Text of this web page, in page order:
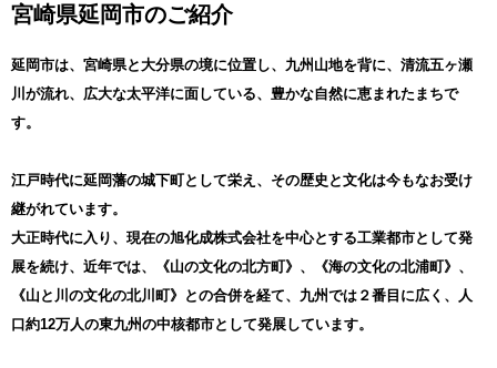
■■返礼品について■■
ら予告なく変更となる場合がございます。
・申込後にお礼品のお届け先住所に変更が生じた際は、速やかにご
連絡をお願いします。
たしておりません。
・事業者から返礼品発送後、台風・豪雨・降雪等の気象状況や地震
等による物流への影響でご指定日時より遅れが生じ、返礼品を受け
取れなかった場合の再送は致しかねますので、ご了承ください。
・農産物は天候状況で発送時期が遅れたり早まることもあります。
・返礼品に不備があった場合は受取日当日の画像を1週間以内にメー
ルにてご連絡ください。お時間が経過した場合の対応は致しかねま
す。
宮崎県延岡市のご紹介
延岡市は、宮崎県と大分県の境に位置し、九州山地を背に、清流五ヶ瀬
川が流れ、広大な太平洋に面している、豊かな自然に恵まれたまちで
す。
江戸時代に延岡藩の城下町として栄え、その歴史と文化は今もなお受け
継がれています。
大正時代に入り、現在の旭化成株式会社を中心とする工業都市として発
展を続け、近年では、《山の文化の北方町》、《海の文化の北浦町》、
《山と川の文化の北川町》との合併を経て、九州では２番目に広く、人
口約12万人の東九州の中核都市として発展しています。